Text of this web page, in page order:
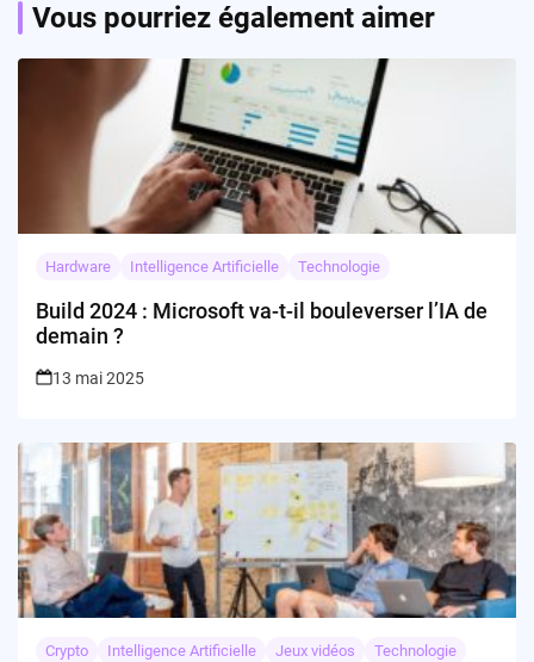
Vous pourriez également aimer
Hardware Intelligence Artificielle Technologie
Build 2024 : Microsoft va-t-il bouleverser l’IA de
demain ?
13 mai 2025
Crypto Intelligence Artificielle Jeux vidéos Technologie